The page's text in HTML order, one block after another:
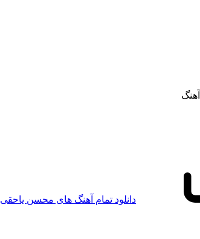
دانلود تمام آهنگ های محسن یاحقی